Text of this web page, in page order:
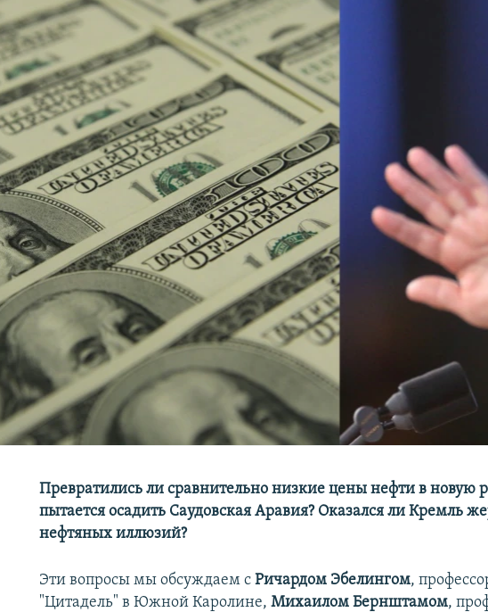
Превратились ли сравнительно низкие цены нефти в новую
пытается осадить Саудовская Аравия? Оказался ли Кремль
нефтяных иллюзий?
Эти вопросы мы обсуждаем сРичардом Эбелингом,
"Цитадель" в Южной Каролине,Михаилом Бернштамом,